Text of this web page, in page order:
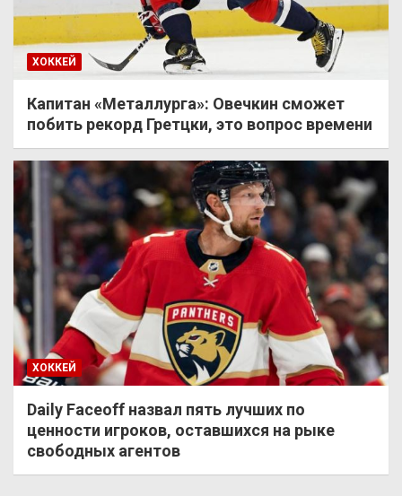
ХОККЕЙ
Капитан «Металлурга»: Овечкин сможет
побить рекорд Гретцки, это вопрос времени
ХОККЕЙ
Daily Faceoff назвал пять лучших по
ценности игроков, оставшихся на рыке
свободных агентов